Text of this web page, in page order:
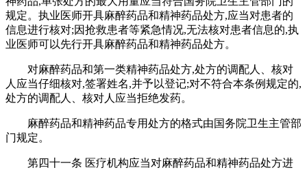
规定。执业医师开具麻醉药品和精神药品处方,应当对患者的
信息进行核对;因抢救患者等紧急情况,无法核对患者信息的,执
业医师可以先行开具麻醉药品和精神药品处方。
对麻醉药品和第一类精神药品处方,处方的调配人、核对
人应当仔细核对,签署姓名,并予以登记;对不符合本条例规定的,
处方的调配人、核对人应当拒绝发药。
麻醉药品和精神药品专用处方的格式由国务院卫生主管部
门规定。
第四十一条 医疗机构应当对麻醉药品和精神药品处方进